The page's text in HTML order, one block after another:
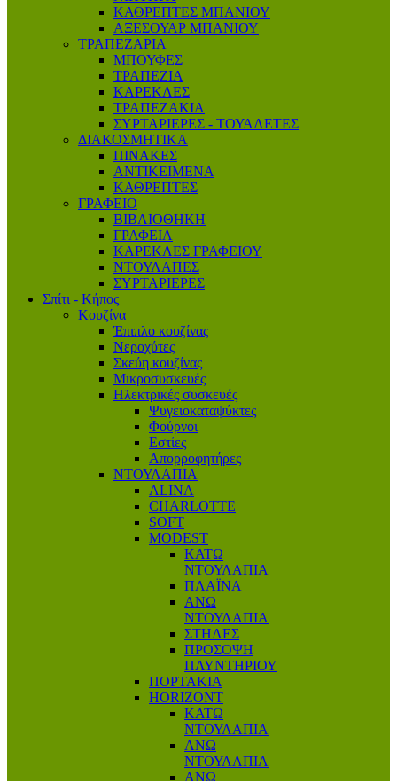
ΚΑΘΡΕΠΤΕΣ ΜΠΑΝΙΟΥ
ΑΞΕΣΟΥΑΡ ΜΠΑΝΙΟΥ
ΤΡΑΠΕΖΑΡΙΑ
ΜΠΟΥΦΕΣ
ΤΡΑΠΕΖΙΑ
ΚΑΡΕΚΛΕΣ
ΤΡΑΠΕΖΑΚΙΑ
ΣΥΡΤΑΡΙΕΡΕΣ - ΤΟΥΑΛΕΤΕΣ
ΔΙΑΚΟΣΜΗΤΙΚΑ
ΠΙΝΑΚΕΣ
ΑΝΤΙΚΕΙΜΕΝΑ
ΚΑΘΡΕΠΤΕΣ
ΓΡΑΦΕΙΟ
ΒΙΒΛΙΟΘΗΚΗ
ΓΡΑΦΕΙΑ
ΚΑΡΕΚΛΕΣ ΓΡΑΦΕΙΟΥ
ΝΤΟΥΛΑΠΕΣ
ΣΥΡΤΑΡΙΕΡΕΣ
Σπίτι - Κήπος
Κουζίνα
Έπιπλο κουζίνας
Νεροχύτες
Σκεύη κουζίνας
Μικροσυσκευές
Ηλεκτρικές συσκευές
Ψυγειοκαταψύκτες
Φούρνοι
Εστίες
Απορροφητήρες
ΝΤΟΥΛΑΠΙΑ
ALINA
CHARLOTTE
SOFT
MODEST
ΚΑΤΩ
ΝΤΟΥΛΑΠΙΑ
ΠΛΑΪΝΑ
ΑΝΩ
ΝΤΟΥΛΑΠΙΑ
ΣΤΗΛΕΣ
ΠΡΟΣΟΨΗ
ΠΛΥΝΤΗΡΙΟΥ
ΠΟΡΤΑΚΙΑ
HORIZONT
ΚΑΤΩ
ΝΤΟΥΛΑΠΙΑ
ΑΝΩ
ΝΤΟΥΛΑΠΙΑ
ΑΝΩ